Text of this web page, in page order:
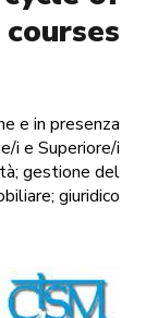
e in presenza
i e Superiore/i
gestione del
giuridico.